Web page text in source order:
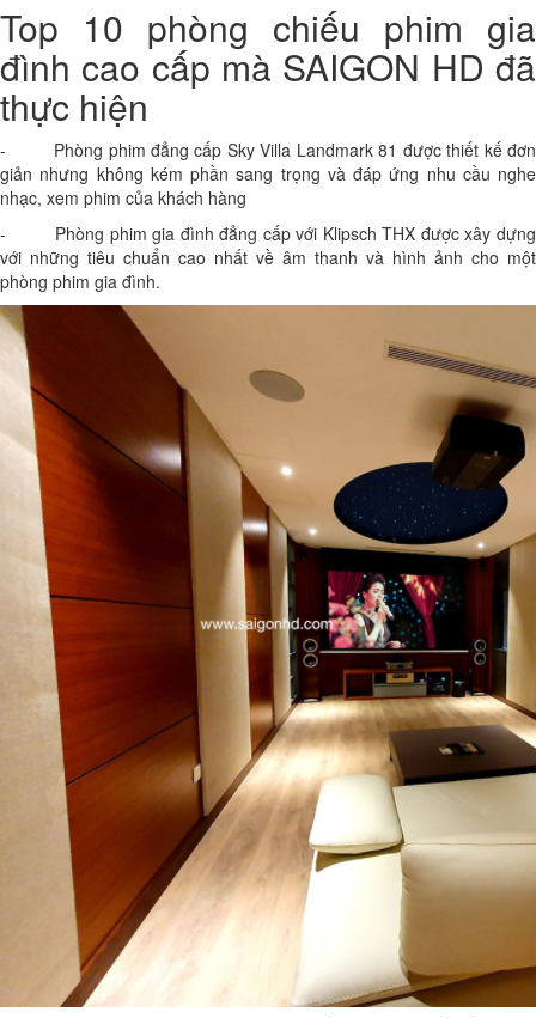
Top 10 phòng chiếu phim gia
đình cao cấp mà SAIGON HD đã
thực hiện
- Phòng phim đẳng cấp Sky Villa Landmark 81 được thiết kế đơn
giản nhưng không kém phần sang trọng và đáp ứng nhu cầu nghe
nhạc, xem phim của khách hàng
- Phòng phim gia đình đẳng cấp với Klipsch THX được xây dựng
với những tiêu chuẩn cao nhất về âm thanh và hình ảnh cho một
phòng phim gia đình.